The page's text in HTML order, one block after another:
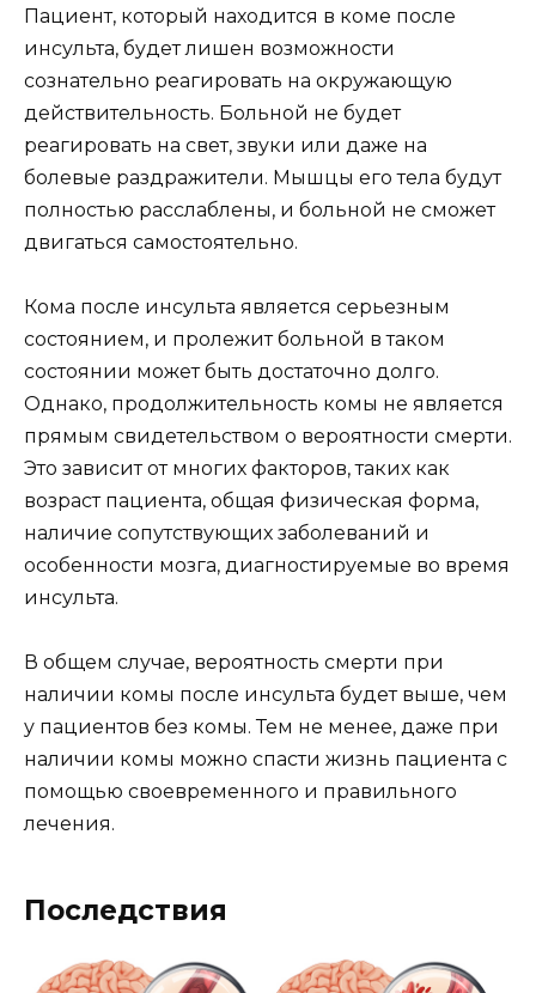
Пациент, который находится в коме после
инсульта, будет лишен возможности
сознательно реагировать на окружающую
действительность. Больной не будет
реагировать на свет, звуки или даже на
болевые раздражители. Мышцы его тела будут
полностью расслаблены, и больной не сможет
двигаться самостоятельно.
Кома после инсульта является серьезным
состоянием, и пролежит больной в таком
состоянии может быть достаточно долго.
Однако, продолжительность комы не является
прямым свидетельством о вероятности смерти.
Это зависит от многих факторов, таких как
возраст пациента, общая физическая форма,
наличие сопутствующих заболеваний и
особенности мозга, диагностируемые во время
инсульта.
В общем случае, вероятность смерти при
наличии комы после инсульта будет выше, чем
у пациентов без комы. Тем не менее, даже при
наличии комы можно спасти жизнь пациента с
помощью своевременного и правильного
лечения.
Последствия